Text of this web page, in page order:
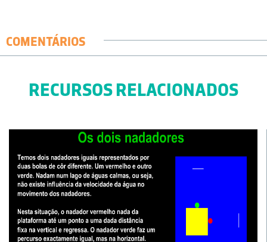
COMENTÁRIOS
RECURSOS RELACIONADOS